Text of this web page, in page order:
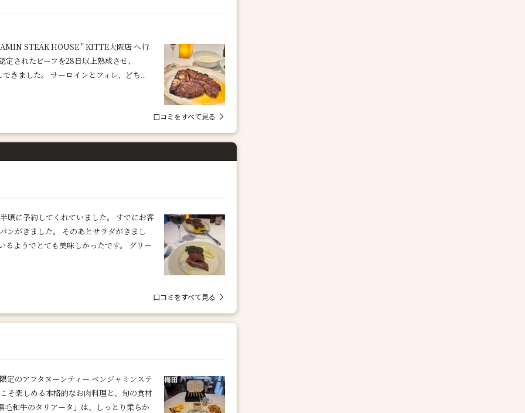
STEAK HOUSE " KITTE大阪店 へ行
されたビーフを28日以上熟成させ、
きました。 サーロインとフィレ、どち...
口コミをすべて見る
頃に予約してくれていました。 すでにお客
ンがきました。 そのあとサラダがきまし
るようでとても美味しかったです。 グリー
口コミをすべて見る
定のアフタヌーンティー ベンジャミンステ
そ楽しめる本格的なお肉料理と、旬の食材
毛和牛のタリアータ」は、しっとり柔らか